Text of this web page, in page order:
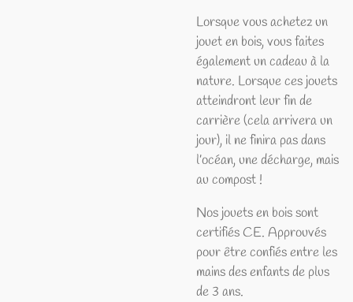
Lorsque vous achetez un
jouet en bois, vous faites
également un cadeau à la
nature. Lorsque ces jouets
atteindront leur fin de
carrière (cela arrivera un
jour), il ne finira pas dans
l’océan, une décharge, mais
au compost !
Nos jouets en bois sont
certifiés CE. Approuvés
pour être confiés entre les
mains des enfants de plus
de 3 ans.